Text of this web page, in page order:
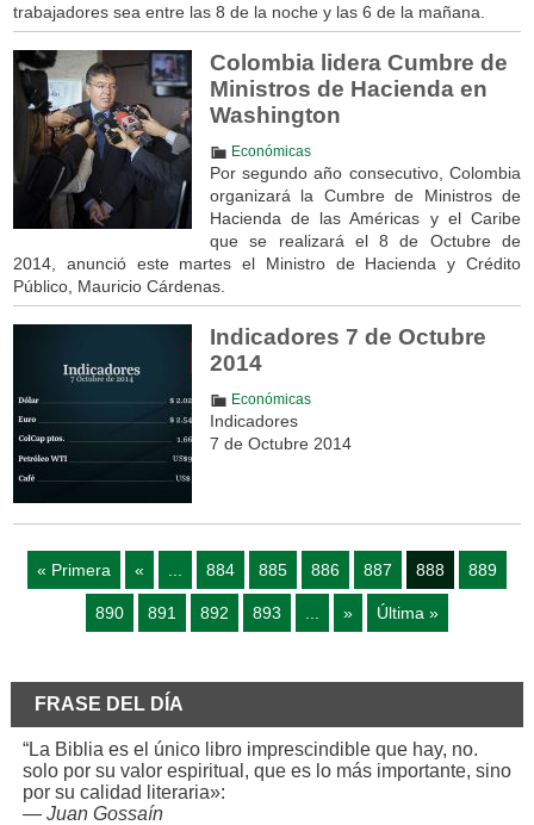
trabajadores sea entre las 8 de la noche y las 6 de la mañana.
Colombia lidera Cumbre de
Ministros de Hacienda en
Washington
Económicas
Por segundo año consecutivo, Colombia
organizará la Cumbre de Ministros de
Hacienda de las Américas y el Caribe
que se realizará el 8 de Octubre de
2014, anunció este martes el Ministro de Hacienda y Crédito
Público, Mauricio Cárdenas.
Indicadores 7 de Octubre
2014
Económicas
Indicadores
7 de Octubre 2014
« Primera « 884 885 886 887 888 889
890 891 892 893 » Última »
FRASE DEL DÍA
“La Biblia es el único libro imprescindible que hay, no.
solo por su valor espiritual, que es lo más importante, sino
por su calidad literaria»:
— Juan Gossaín